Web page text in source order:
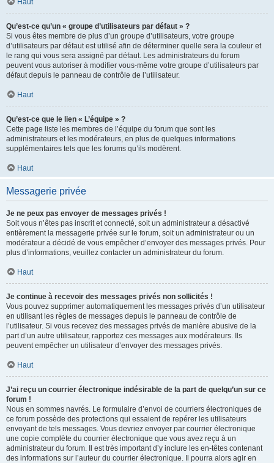
Haut
Qu’est-ce qu’un « groupe d’utilisateurs par défaut » ?
Si vous êtes membre de plus d’un groupe d’utilisateurs, votre groupe
d’utilisateurs par défaut est utilisé afin de déterminer quelle sera la couleur et
le rang qui vous sera assigné par défaut. Les administrateurs du forum
peuvent vous autoriser à modifier vous-même votre groupe d’utilisateurs par
défaut depuis le panneau de contrôle de l’utilisateur.
Haut
Qu’est-ce que le lien « L’équipe » ?
Cette page liste les membres de l’équipe du forum que sont les
administrateurs et les modérateurs, en plus de quelques informations
supplémentaires tels que les forums qu’ils modèrent.
Haut
Messagerie privée
Je ne peux pas envoyer de messages privés !
Soit vous n’êtes pas inscrit et connecté, soit un administrateur a désactivé
entièrement la messagerie privée sur le forum, soit un administrateur ou un
modérateur a décidé de vous empêcher d’envoyer des messages privés. Pour
plus d’informations, veuillez contacter un administrateur du forum.
Haut
Je continue à recevoir des messages privés non sollicités !
Vous pouvez supprimer automatiquement les messages privés d’un utilisateur
en utilisant les règles de messages depuis le panneau de contrôle de
l’utilisateur. Si vous recevez des messages privés de manière abusive de la
part d’un autre utilisateur, rapportez ces messages aux modérateurs. Ils
peuvent empêcher un utilisateur d’envoyer des messages privés.
Haut
J’ai reçu un courrier électronique indésirable de la part de quelqu’un sur ce
forum !
Nous en sommes navrés. Le formulaire d’envoi de courriers électroniques de
ce forum possède des protections qui essaient de repérer les utilisateurs
envoyant de tels messages. Vous devriez envoyer par courrier électronique
une copie complète du courrier électronique que vous avez reçu à un
administrateur du forum. Il est très important d’y inclure les en-têtes contenant
des informations sur l’auteur du courrier électronique. Il pourra alors agir en